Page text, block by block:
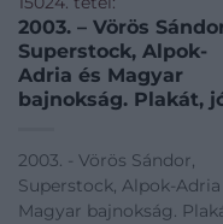
2003. – Vörös
Superstock, Alpok-
Adria és Magyar
bajnokság. Plakát,
2003. - Vörös Sándor,
Superstock, Alpok-Adria
Magyar bajnokság.